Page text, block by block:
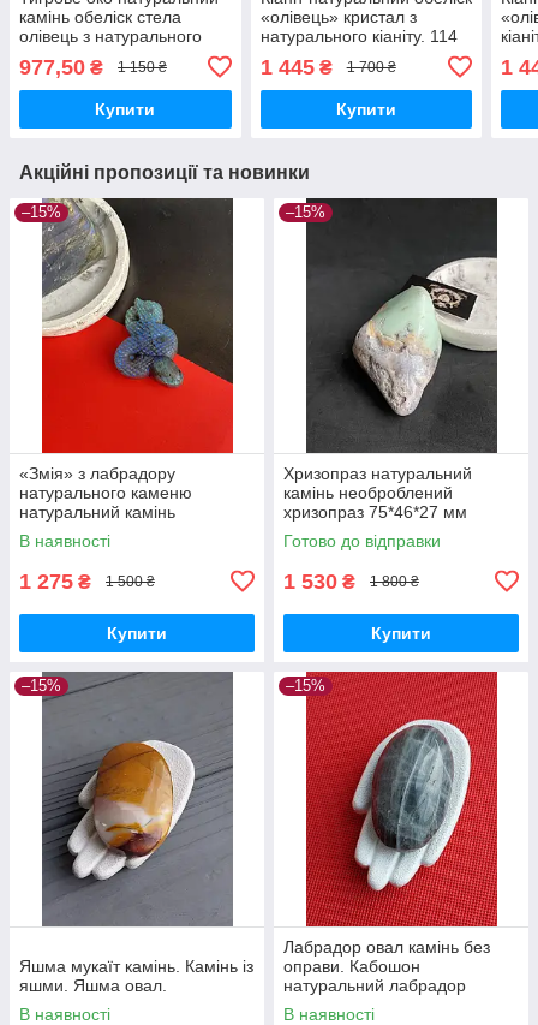
камінь обеліск стела
олівець з натурального
977,50 ₴ 1 150 ₴
Купити
«олівець» кристал з
натурального кіаніту. 114
1 445₴ 1 700 ₴
Купити
1
Акційні пропозиції та новинки
–15%
«Змія» з лабрадору
натурального каменю
натуральний камінь
лабрадор фігурка змія
лабрадор без оправи.Індія
В наявності
1 275 ₴ 1 500 ₴
Купити
–15%
Хризопраз натуральний
камінь необроблений
хризопраз 75*46*27 мм
Готово до відправки
1 530 ₴ 1 800 ₴
Купити
–15%
Яшма мукаїт камінь. Камінь із
яшми. Яшма овал.
В наявності
–15%
Лабрадор овал камінь без
оправи. Кабошон
натуральний лабрадор
63*38*22 мм. Індія.
В наявності